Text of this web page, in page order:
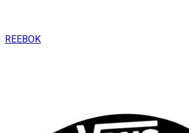
REEBOK